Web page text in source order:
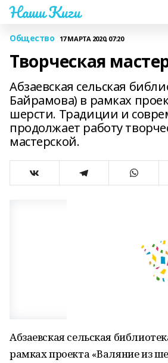
Наши Киги
Общество 17 МАРТА 2020, 07:20
Творческая
Абзаевская сельская
Байрамова) в рамках
шерсти. Традиции и
продолжает работу
мастерской.
Абзаевская сельская
рамках проекта «Валяние из